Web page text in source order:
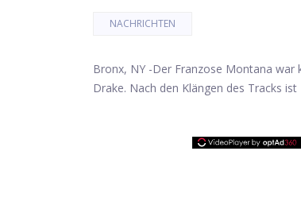
NACHRICHTEN
Bronx, NY -Der Franzose Montana war
Drake. Nach den Klängen des Tracks